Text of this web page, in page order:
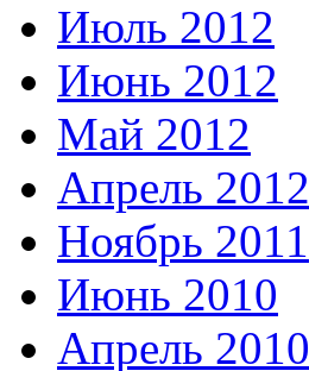
Июль 2012
Июнь 2012
Май 2012
Апрель 2012
Ноябрь 2011
Июнь 2010
Апрель 2010